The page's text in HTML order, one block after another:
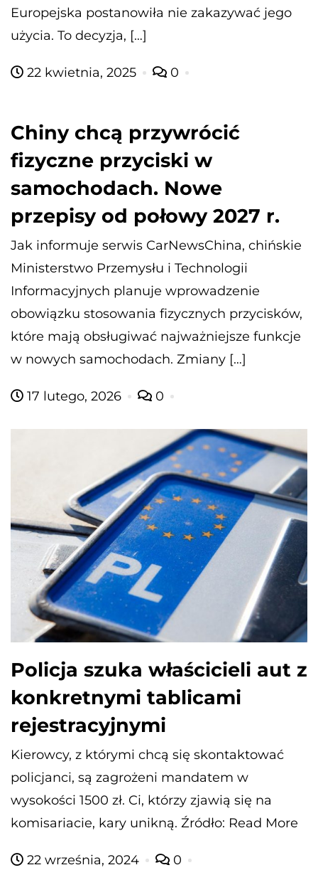
Europejska postanowiła nie zakazywać jego
użycia. To decyzja, […]
22 kwietnia, 2025 0
Chiny chcą przywrócić
fizyczne przyciski w
samochodach. Nowe
przepisy od połowy 2027 r.
Jak informuje serwis CarNewsChina, chińskie
Ministerstwo Przemysłu i Technologii
Informacyjnych planuje wprowadzenie
obowiązku stosowania fizycznych przycisków,
które mają obsługiwać najważniejsze funkcje
w nowych samochodach. Zmiany […]
17 lutego, 2026 0
Policja szuka właścicieli aut z
konkretnymi tablicami
rejestracyjnymi
Kierowcy, z którymi chcą się skontaktować
policjanci, są zagrożeni mandatem w
wysokości 1500 zł. Ci, którzy zjawią się na
komisariacie, kary unikną. Źródło: Read More
22 września, 2024 0